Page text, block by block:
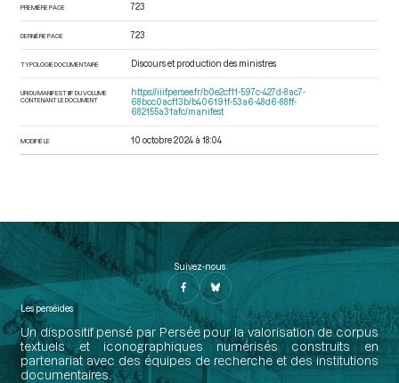
PREMIÈRE PAGE 723
DERNIÈRE PAGE 723
TYPOLOGIE DOCUMENTAIRE Discours et production des ministres
URI DU MANIFEST IIIF DU VOLUME
CONTENANT LE DOCUMENT
https://iiif.persee.fr/b0e2cf11-597c-427d-8ac7-
68bcc0acf13b/b406191f-53a6-48d6-88ff-
682155a31afc/manifest
MODIFIÉ LE 10 octobre 2024 à 18:04
Suivez-nous
Les perséides
Un dispositif pensé par Persée pour la valorisation de corpus
textuels et iconographiques numérisés construits en
partenariat avec des équipes de recherche et des institutions
documentaires.